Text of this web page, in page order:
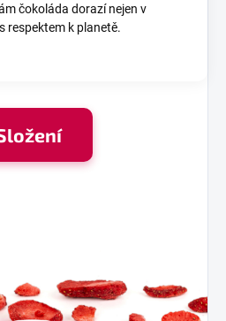
čokoláda dorazí nejen v
respektem k planetě.